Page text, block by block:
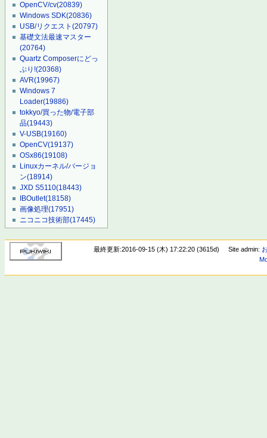
OpenCV/cv(20839)
Windows SDK(20836)
USB/リクエスト(20797)
基礎文法最速マスター
(20764)
Quartz Composerにどっ
ぷり!(20368)
AVR(19967)
Windows 7
Loader(19886)
tokkyo/買った物/電子部
品(19443)
V-USB(19160)
OpenCV(19137)
OSx86(19108)
Linuxカーネル/バージョ
ン(18914)
JXD S5110(18443)
IBOutlet(18158)
画像処理(17951)
ニコニコ技術部(17445)
最終更新:2016-09-15 (木) 17:22:20 (3615d) Site admin: